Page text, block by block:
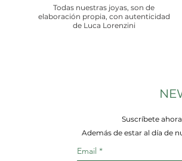
Todas nuestras joyas, son de
elaboración propia, con autenticidad
de Luca Lorenzini
Suscríbete
Además de estar al día de
Email